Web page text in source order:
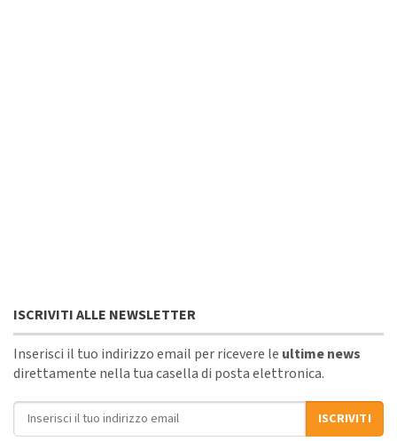
ISCRIVITI ALLE NEWSLETTER
Inserisci il tuo indirizzo email per ricevere le ultime news
direttamente nella tua casella di posta elettronica.
Indirizzo email
ISCRIVITI